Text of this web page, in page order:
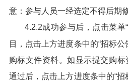
意：参与人员一经选定不得后期
4.2.2成功参与后，点击菜单
目，点击上方进度条中的“招标
购标文件资料。如显示提交购
通过后，点击上方进度条中的“